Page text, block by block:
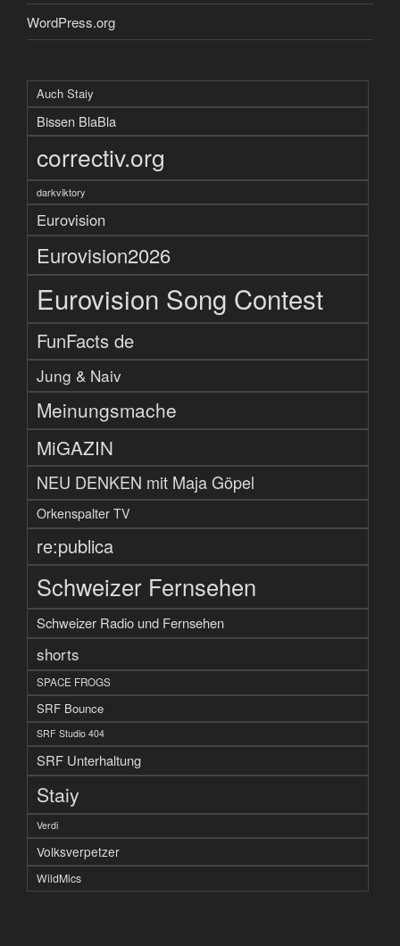
WordPress.org
Auch Staiy
Bissen BlaBla
correctiv.org
darkviktory
Eurovision
Eurovision2026
Eurovision Song Contest
FunFacts de
Jung & Naiv
Meinungsmache
MiGAZIN
NEU DENKEN mit Maja Göpel
Orkenspalter TV
re:publica
Schweizer Fernsehen
Schweizer Radio und Fernsehen
shorts
SPACE FROGS
SRF Bounce
SRF Studio 404
SRF Unterhaltung
Staiy
Verdi
Volksverpetzer
WildMics